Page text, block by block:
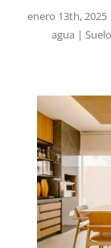
enero 13th, 2025
agua |